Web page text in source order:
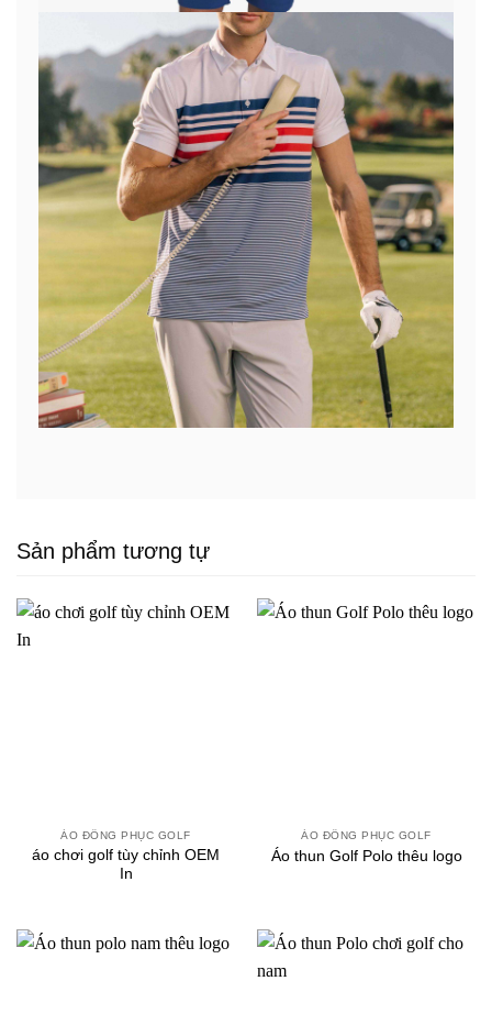
Sản phẩm tương tự
ÁO ĐỒNG PHỤC GOLF
áo chơi golf tùy chỉnh OEM
In
ÁO ĐỒNG PHỤC GOLF
Áo thun Golf Polo thêu logo